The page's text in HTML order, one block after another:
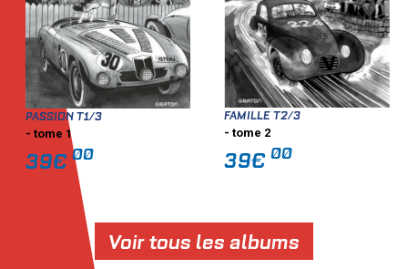
PASSION T1/3
- tome 1
39€ 00
FAMILLE T2/3
- tome 2
39€00
Voir tous les albums